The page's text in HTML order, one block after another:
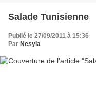
Salade Tunisienne
Publié le 27/09/2011 à 15:36
Par Nesyla